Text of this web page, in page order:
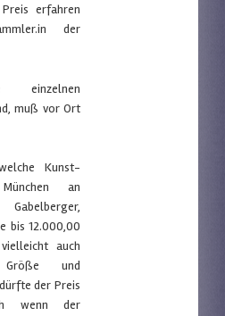
erfahren
der
muß vor Ort
Kunst-
an
bis 12.000,00
auch
und
der Preis
wenn der